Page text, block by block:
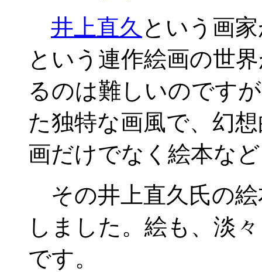
井上直久 という画
という連作絵画の世
るのは難しいのです
た独特な画風で、幻
画だけでなく絵本な
その井上直久氏の
しました。絵も、淡
です。